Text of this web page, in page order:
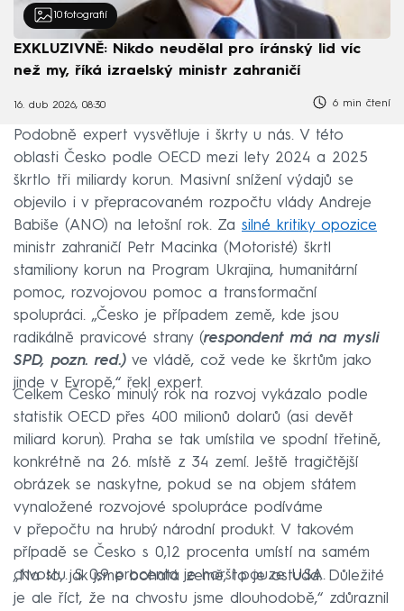
10 fotografií
EXKLUZIVNĚ: Nikdo neudělal pro íránský lid víc
než my, říká izraelský ministr zahraničí
16. dub 2026, 08:30 6 min čtení
Podobně expert vysvětluje i škrty u nás. V této
oblasti Česko podle OECD mezi lety 2024 a 2025
škrtlo tři miliardy korun. Masivní snížení výdajů se
objevilo i v přepracovaném rozpočtu vlády Andreje
Babiše (ANO) na letošní rok. Za silné kritiky opozice
ministr zahraničí Petr Macinka (Motoristé) škrtl
stamiliony korun na Program Ukrajina, humanitární
pomoc, rozvojovou pomoc a transformační
spolupráci. „Česko je případem země, kde jsou
radikálně pravicové strany (respondent má na mysli
SPD, pozn. red.) ve vládě, což vede ke škrtům jako
jinde v Evropě,“ řekl expert.
Celkem Česko minulý rok na rozvoj vykázalo podle
statistik OECD přes 400 milionů dolarů (asi devět
miliard korun). Praha se tak umístila ve spodní třetině,
konkrétně na 26. místě z 34 zemí. Ještě tragičtější
obrázek se naskytne, pokud se na objem státem
vynaložené rozvojové spolupráce podíváme
v přepočtu na hrubý národní produkt. V takovém
případě se Česko s 0,12 procenta umístí na samém
chvostu. S 0,9 procenta je horší pouze USA.
„Na to, jak jsme bohatá země, to je ostuda. Důležité
je ale říct, že na chvostu jsme dlouhodobě,“ zdůraznil